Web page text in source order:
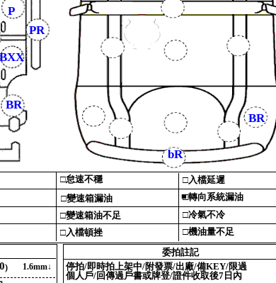
□‎變速箱漏油‎
0
P
PR
BXX
BR
BR
bR
□‎機油量不足‎
□‎怠速不穩‎
□‎入檔頓挫‎
□‎轉向系統漏油‎
□‎變速箱油不足‎
□‎入檔延遲‎
■
1‎.‎6‎mm↓‎
委拍註記‎
)‎ 停拍‎/‎即時拍上架中‎/‎附發票‎/‎出廠‎/‎備‎KEY‎/‎限過‎
個人戶‎/‎回傳過戶書或牌登‎/‎證件收取後‎7‎ 日內‎
□‎冷氣不冷‎